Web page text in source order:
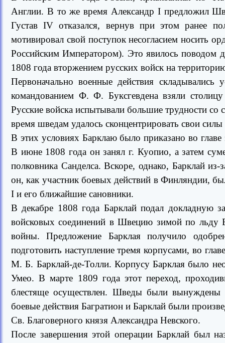
Англии. В то же время Александр I предложил
Густав IV отказался, вернув при этом ранее
мотивировал свой поступок несогласием носить
Российским Императором). Это явилось поводом
1808 года вторжением русских войск на
Первоначально военные действия
командованием Ф. Ф. Буксгевдена взяли
Русские войска испытывали большие трудности
время шведам удалось сконцентрировать свои
В этих условиях Барклаю было приказано во
В июне 1808 года он занял г. Куопио, а затем
полковника Санделса. Вскоре, однако, Барклай
он, как участник боевых действий в Финляндии,
I и его ближайшие сановники.
В декабре 1808 года Барклай подал докладную
войсковых соединений в Швецию зимой по льду
войны. Предложение Барклая получило
подготовить наступление тремя корпусами, во
М. Б. Барклай-де-Толли. Корпусу Барклая было
Умео. В марте 1809 года этот переход,
блестяще осуществлен. Шведы были
боевые действия Багратион и Барклай были
Св. Благоверного князя Александра Невского.
После завершения этой операции Барклай был